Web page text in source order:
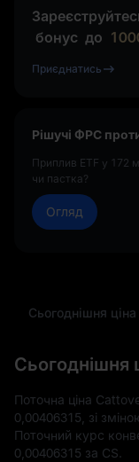
бонус до
Приєднатись
Рішучі ФРС
Приплив ETF у 172
чи пастка?
Огляд
Сьогоднішня
Сьогоднішня
Поточна ціна
0,00406315 , зі
Поточний курс
0,00406315 за CS.